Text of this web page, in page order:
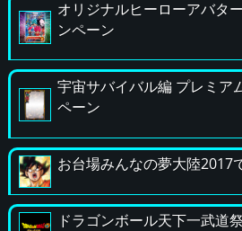
オリジナルヒーローアバタ
ンペーン
宇宙サバイバル編 プレミア
ペーン
お台場みんなの夢大陸2017
ドラゴンボール天下一武道